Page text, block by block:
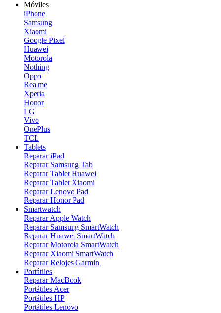
Móviles
iPhone
Samsung
Xiaomi
Google Pixel
Huawei
Motorola
Nothing
Oppo
Realme
Xperia
Honor
LG
Vivo
OnePlus
TCL
Tablets
Reparar iPad
Reparar Samsung Tab
Reparar Tablet Huawei
Reparar Tablet Xiaomi
Reparar Lenovo Pad
Reparar Honor Pad
Smartwatch
Reparar Apple Watch
Reparar Samsung SmartWatch
Reparar Huawei SmartWatch
Reparar Motorola SmartWatch
Reparar Xiaomi SmartWatch
Reparar Relojes Garmin
Portátiles
Reparar MacBook
Portátiles Acer
Portátiles HP
Portátiles Lenovo